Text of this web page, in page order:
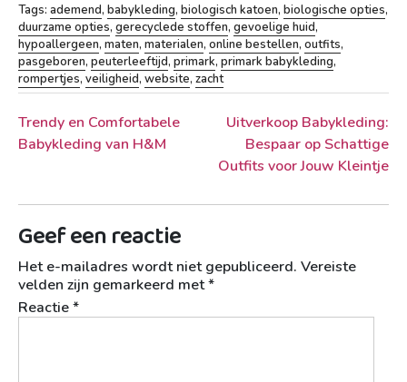
Tags: ademend, babykleding, biologisch katoen, biologische opties,
duurzame opties, gerecyclede stoffen, gevoelige huid,
hypoallergeen, maten, materialen, online bestellen, outfits,
pasgeboren, peuterleeftijd, primark, primark babykleding,
rompertjes, veiligheid, website, zacht
Berichtnavigatie
Trendy en Comfortabele
Babykleding van H&M
Uitverkoop Babykleding:
Bespaar op Schattige
Outfits voor Jouw Kleintje
Geef een reactie
Het e-mailadres wordt niet gepubliceerd. Vereiste
velden zijn gemarkeerd met*
Reactie*